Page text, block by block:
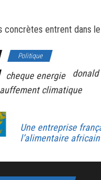
concrètes entrent dans
Politique
cheque energie
climatique
Une entreprise
l’alimentaire africain